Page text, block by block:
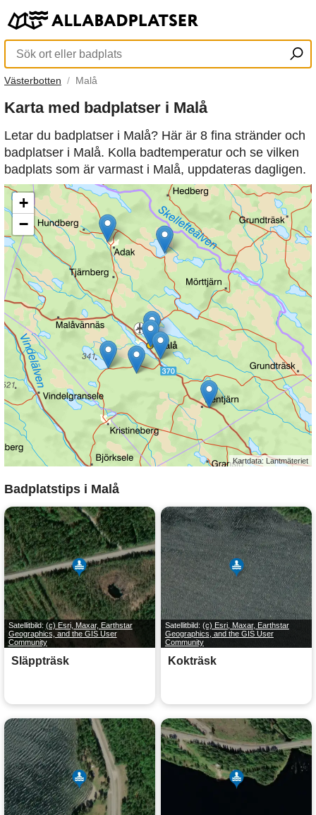
Västerbotten Malå
Karta med badplatser i Malå
Letar du badplatser i Malå? Här är 8 fina stränder och
badplatser i Malå. Kolla badtemperatur och se vilken
badplats som är varmast i Malå, uppdateras dagligen.
+
−
Kartdata: Lantmäteriet
Badplatstips i Malå
Satellitbild: (c) Esri, Maxar, Earthstar
Geographics, and the GIS User
Community
Släppträsk
Satellitbild: (c) Esri, Maxar, Earthstar
Geographics, and the GIS User
Community
Kokträsk